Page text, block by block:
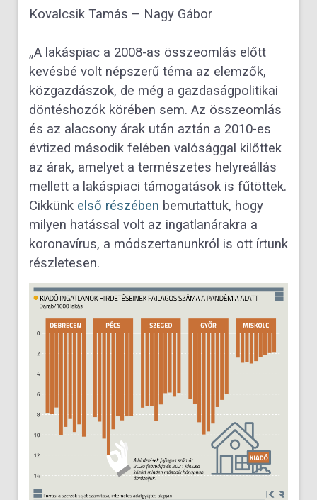
Kovalcsik Tamás – Nagy Gábor
„A lakáspiac a 2008-as összeomlás előtt
kevésbé volt népszerű téma az elemzők,
közgazdászok, de még a gazdaságpolitikai
döntéshozók körében sem. Az összeomlás
és az alacsony árak után aztán a 2010-es
évtized második felében valósággal kilőttek
az árak, amelyet a természetes helyreállás
mellett a lakáspiaci támogatások is fűtöttek.
Cikkünk első részében bemutattuk, hogy
milyen hatással volt az ingatlanárakra a
koronavírus, a módszertanunkról is ott írtunk
részletesen.